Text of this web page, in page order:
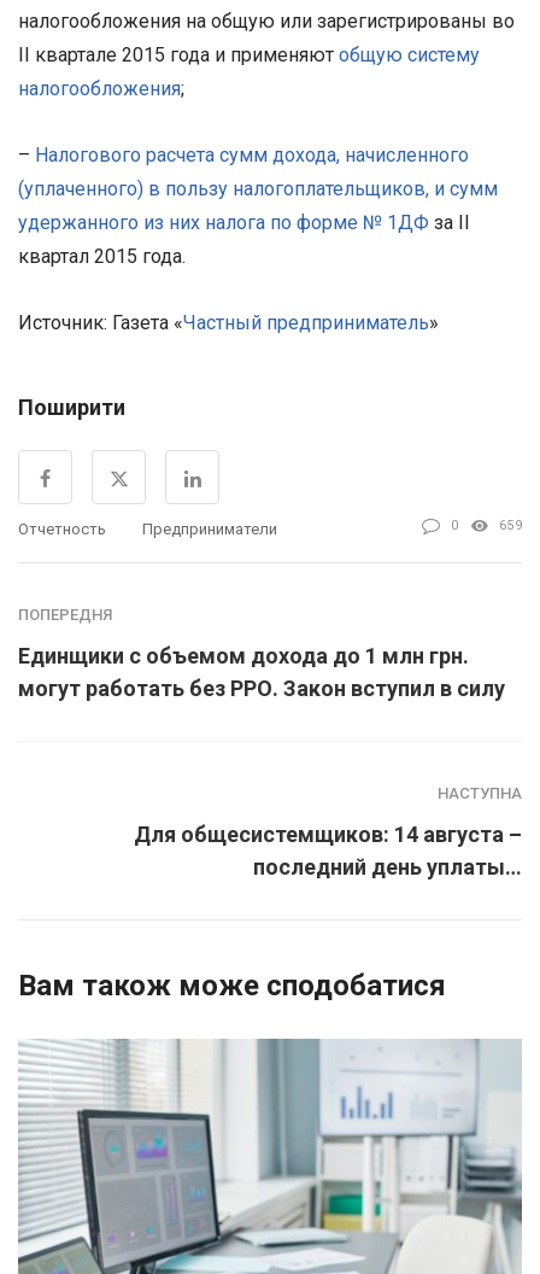
налогообложения на общую или зарегистрированы во
II квартале 2015 года и применяют общую систему
налогообложения;
– Налогового расчета сумм дохода, начисленного
(уплаченного) в пользу налогоплательщиков, и сумм
удержанного из них налога по форме № 1ДФ за II
квартал 2015 года.
Источник: Газета «Частный предприниматель»
Поширити
Отчетность Предприниматели 0 659
ПОПЕРЕДНЯ
Единщики с объемом дохода до 1 млн грн.
могут работать без РРО. Закон вступил в силу
НАСТУПНА
Для общесистемщиков: 14 августа –
последний день уплаты…
Вам також може сподобатися